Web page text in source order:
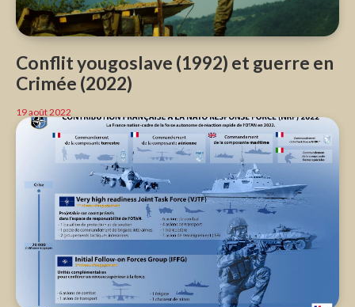
Conflit yougoslave (1992) et guerre en
Crimée (2022)
19 août 2022